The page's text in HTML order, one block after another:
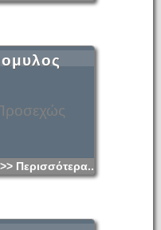
>> Περισσότερα...